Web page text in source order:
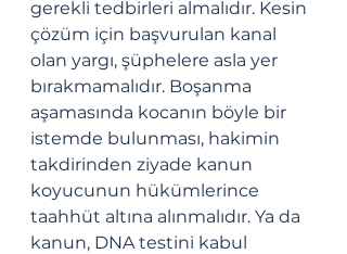
gerekli tedbirleri almalıdır. Kesin
çözüm için başvurulan kanal
olan yargı, şüphelere asla yer
bırakmamalıdır. Boşanma
aşamasında kocanın böyle bir
istemde bulunması, hakimin
takdirinden ziyade kanun
koyucunun hükümlerince
taahhüt altına alınmalıdır. Ya da
kanun, DNA testini kabul